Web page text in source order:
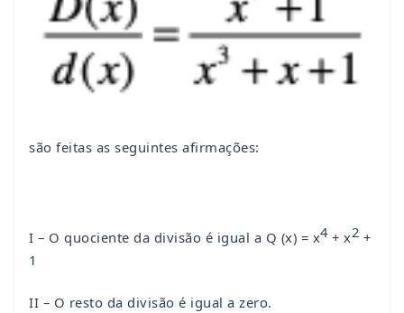
são feitas as seguintes afirmações:
I – O quociente da divisão é igual a Q (x) = x4 + x2 +
1
II – O resto da divisão é igual a zero.